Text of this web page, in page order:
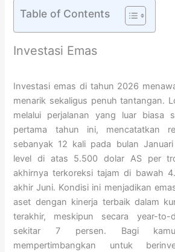
Table of Contents
Investasi Emas
Investasi emas di tahun 2026
menarik sekaligus penuh tantangan.
melalui perjalanan yang luar biasa
pertama tahun ini, mencatatkan
sebanyak 12 kali pada bulan
level di atas 5.500 dolar AS per
akhirnya terkoreksi tajam di bawah
akhir Juni. Kondisi ini menjadikan
aset dengan kinerja terbaik dalam
terakhir, meskipun secara year-
sekitar 7 persen. Bagi
mempertimbangkan untuk